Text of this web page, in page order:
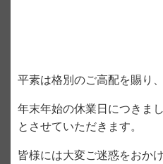
平素は格別のご高配を賜り
年末年始の休業日につきま
とさせていただきます。
皆様には大変ご迷惑をおか